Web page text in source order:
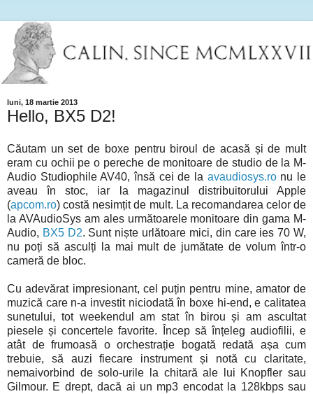
luni, 18 martie 2013
Hello, BX5 D2!
Căutam un set de boxe pentru biroul de acasă și de mult
eram cu ochii pe o pereche de monitoare de studio de la M-
Audio Studiophile AV40, însă cei de la avaudiosys.ronu le
aveau în stoc, iar la magazinul distribuitorului Apple
(apcom.ro) costă nesimțit de mult. La recomandarea celor de
la AVAudioSys am ales următoarele monitoare din gama M-
Audio, BX5 D2. Sunt niște urlătoare mici, din care ies 70 W,
nu poți să asculți la mai mult de jumătate de volum într-o
cameră de bloc.
Cu adevărat impresionant, cel puțin pentru mine, amator de
muzică care n-a investit niciodată în boxe hi-end, e calitatea
sunetului, tot weekendul am stat în birou și am ascultat
piesele și concertele favorite. Încep să înțeleg audiofilii, e
atât de frumoasă o orchestrație bogată redată așa cum
trebuie, să auzi fiecare instrument și notă cu claritate,
nemaivorbind de solo-urile la chitară ale lui Knopfler sau
Gilmour. E drept, dacă ai un mp3 encodat la 128kbps sau